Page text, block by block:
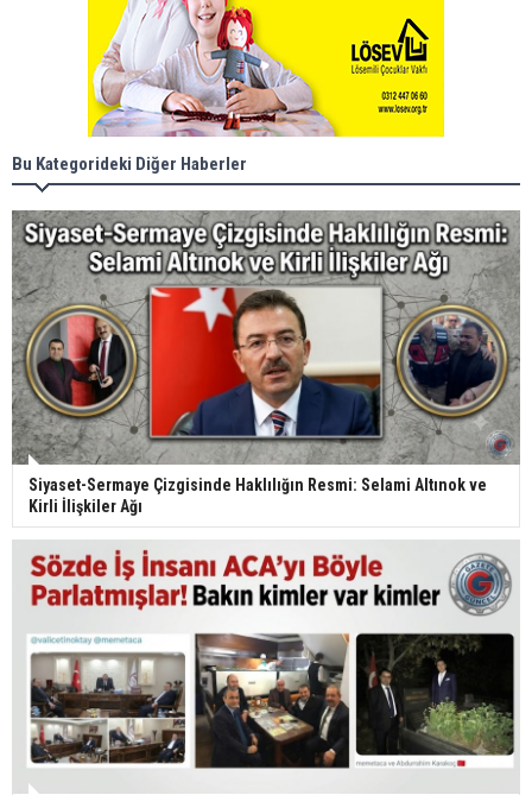
Bu Kategorideki Diğer Haberler
Siyaset-Sermaye Çizgisinde Haklılığın Resmi: Selami Altınok ve
Kirli İlişkiler Ağı